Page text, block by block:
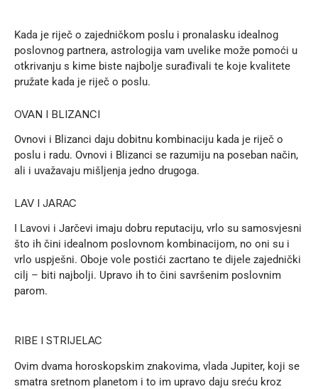
Kada je riječ o zajedničkom poslu i pronalasku idealnog
poslovnog partnera, astrologija vam uvelike može pomoći u
otkrivanju s kime biste najbolje surađivali te koje kvalitete
pružate kada je riječ o poslu.
OVAN I BLIZANCI
Ovnovi i Blizanci daju dobitnu kombinaciju kada je riječ o
poslu i radu. Ovnovi i Blizanci se razumiju na poseban način,
ali i uvažavaju mišljenja jedno drugoga.
LAV I JARAC
I Lavovi i Jarčevi imaju dobru reputaciju, vrlo su samosvjesni
što ih čini idealnom poslovnom kombinacijom, no oni su i
vrlo uspješni. Oboje vole postići zacrtano te dijele zajednički
cilj – biti najbolji. Upravo ih to čini savršenim poslovnim
parom.
RIBE I STRIJELAC
Ovim dvama horoskopskim znakovima, vlada Jupiter, koji se
smatra sretnom planetom i to im upravo daju sreću kroz